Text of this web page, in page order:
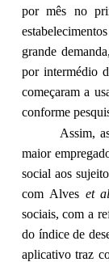
por mês no
grande
por intermédio
começaram a
conforme
Assim,
maior
social aos
com Alves et
sociais, com a
do índice de
aplicativo traz